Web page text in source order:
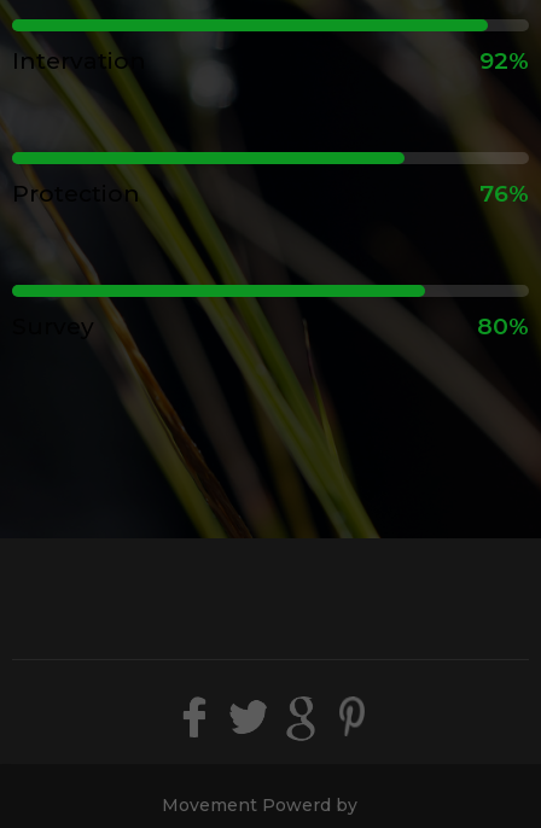
Intervation 92%
Protection 76%
Survey 80%
Movement Powerd by